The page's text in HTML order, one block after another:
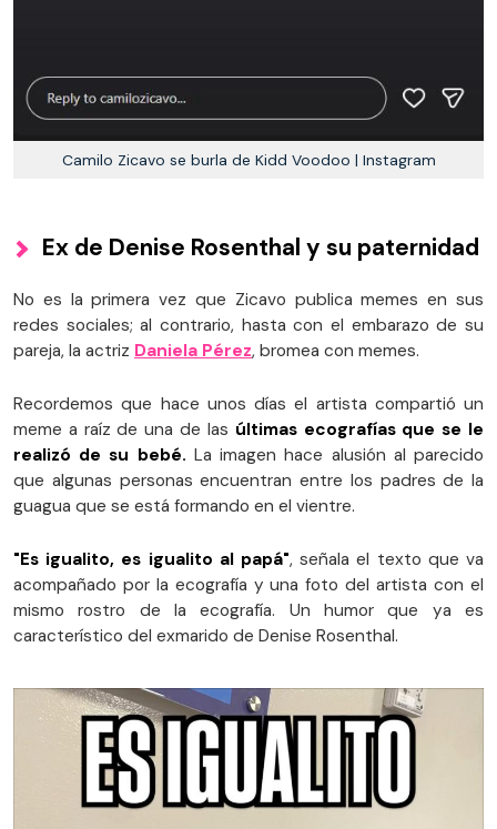
Camilo Zicavo se burla de Kidd Voodoo | Instagram
Ex de Denise Rosenthal y su paternidad
No es la primera vez que Zicavo publica memes en sus
redes sociales; al contrario, hasta con el embarazo de su
pareja, la actriz Daniela Pérez, bromea con memes.
Recordemos que hace unos días el artista compartió un
meme a raíz de una de las últimas ecografías que se le
realizó de su bebé. La imagen hace alusión al parecido
que algunas personas encuentran entre los padres de la
guagua que se está formando en el vientre.
"Es igualito, es igualito al papá", señala el texto que va
acompañado por la ecografía y una foto del artista con el
mismo rostro de la ecografía. Un humor que ya es
característico del exmarido de Denise Rosenthal.